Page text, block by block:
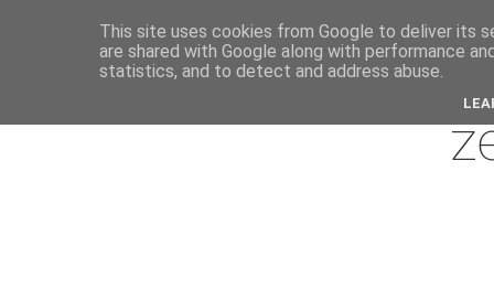
This site uses cookies from Google to deliver its
are shared with Google along with performance
statistics, and to detect and address abuse.